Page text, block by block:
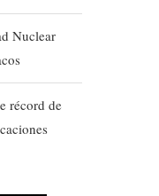
Nuclear
récord de